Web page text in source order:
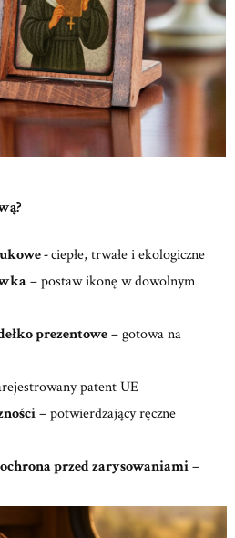
-ciepłe, trwałe i ekologiczne
– postaw ikonę w dowolnym
prezentowe– gotowa na
patent UE
– potwierdzający ręczne
przed zarysowaniami–